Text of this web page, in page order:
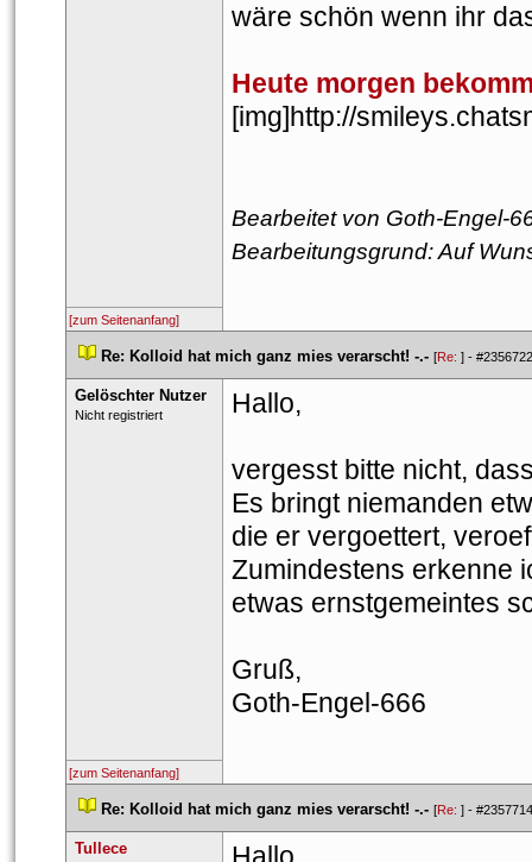
wäre schön wenn ihr
Heute morgen
[img]http://
Bearbeitet von Goth-Engel-
Bearbeitungsgrund: Auf
[zum Seitenanfang]
Re: Kolloid hat mich ganz mies verarscht! -.- [Re: ] - #2356722
Gelöschter Nutzer
Nicht registriert Hallo,
vergesst bitte nicht,
Es bringt niemanden
die er vergoettert,
Zumindestens erkenne
etwas ernstgemeintes
Gruß,
Goth-Engel-666
[zum Seitenanfang]
Re: Kolloid hat mich ganz mies verarscht! -.- [Re: ] - #2357714
Tullece